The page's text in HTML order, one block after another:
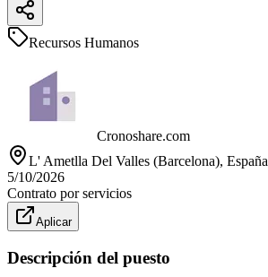
Recursos Humanos
Cronoshare.com
L' Ametlla Del Valles (Barcelona), España
5/10/2026
Contrato por servicios
Aplicar
Descripción del puesto